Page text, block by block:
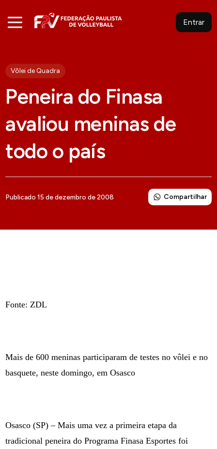
Entrar
Vôlei de Quadra
Peneira do Finasa
avaliou meninas de
todo o país
Publicado 15 de dezembro de 2008 Compartilhar
Fonte: ZDL
Mais de 600 meninas participaram de testes no vôlei e no
basquete, neste domingo, em Osasco
Osasco (SP) – Mais uma vez a primeira etapa da
tradicional peneira do Programa Finasa Esportes foi